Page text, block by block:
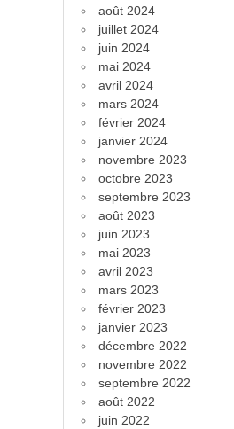
août 2024
juillet 2024
juin 2024
mai 2024
avril 2024
mars 2024
février 2024
janvier 2024
novembre 2023
octobre 2023
septembre 2023
août 2023
juin 2023
mai 2023
avril 2023
mars 2023
février 2023
janvier 2023
décembre 2022
novembre 2022
septembre 2022
août 2022
juin 2022